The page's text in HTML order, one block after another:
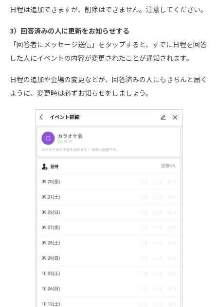
日程は追加できますが、削除はできません。注意してください。
3）回答済みの人に更新をお知らせする
「回答者にメッセージ送信」をタップすると、すでに日程を回答
した人にイベントの内容が変更されたことが通知されます。
日程の追加や会場の変更などが、回答済みの人にもきちんと届く
ように、変更時は必ずお知らせをしましょう。